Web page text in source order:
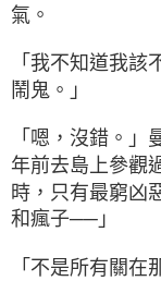
氣。
「我不知道我
鬧鬼。」
「嗯，沒錯。
年前去島上參觀
時，只有最窮凶
和瘋子──」
「不是所有關